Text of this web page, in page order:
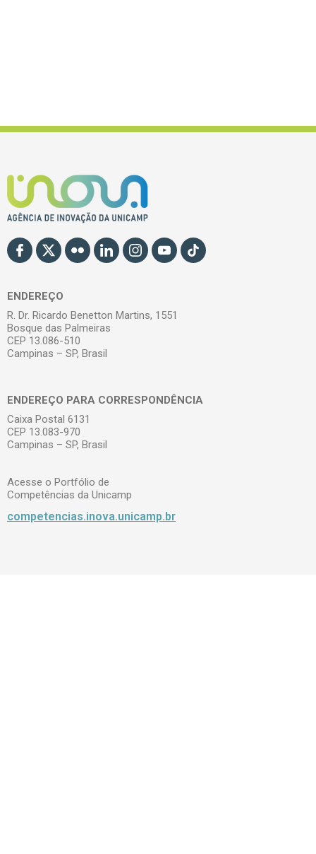
ENDEREÇO
R. Dr. Ricardo Benetton Martins, 1551
Bosque das Palmeiras
CEP 13.086-510
Campinas – SP, Brasil
ENDEREÇO PARA CORRESPONDÊNCIA
Caixa Postal 6131
CEP 13.083-970
Campinas – SP, Brasil
Acesse o Portfólio de
Competências da Unicamp
competencias.inova.unicamp.br